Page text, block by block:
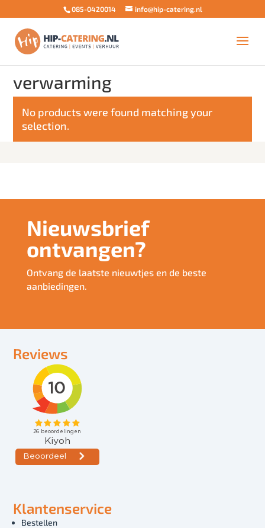
085-0420014 info@hip-catering.nl
verwarming
No products were found matching your
selection.
Nieuwsbrief
ontvangen?
Ontvang de laatste nieuwtjes en de beste
aanbiedingen.
Reviews
Klantenservice
Bestellen